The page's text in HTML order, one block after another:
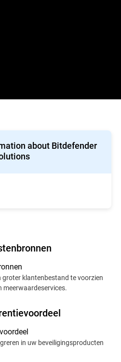
groter klantenbestand te voorzien
meerwaardeservices.
in uw beveiligingsproducten
about Bitdefender